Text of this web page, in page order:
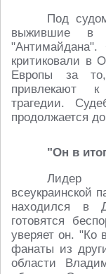
Под
выжившие в
"Антимайдана".
критиковали в
Европы за
привлекают
трагедии.
продолжается
"Он в
Лидер
всеукраинской
находился в
готовятся
уверяет он. "Ко
фанаты из
области